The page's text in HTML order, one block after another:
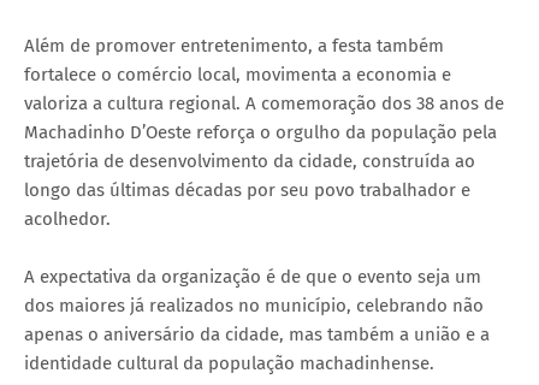
Além de promover entretenimento, a festa também
fortalece o comércio local, movimenta a economia e
valoriza a cultura regional. A comemoração dos 38 anos de
Machadinho D’Oeste reforça o orgulho da população pela
trajetória de desenvolvimento da cidade, construída ao
longo das últimas décadas por seu povo trabalhador e
acolhedor.
A expectativa da organização é de que o evento seja um
dos maiores já realizados no município, celebrando não
apenas o aniversário da cidade, mas também a união e a
identidade cultural da população machadinhense.